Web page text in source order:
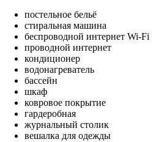
постельное бельё
стиральная машина
беспроводной интернет Wi-Fi
проводной интернет
кондиционер
водонагреватель
бассейн
шкаф
ковровое покрытие
гардеробная
журнальный столик
вешалка для одежды